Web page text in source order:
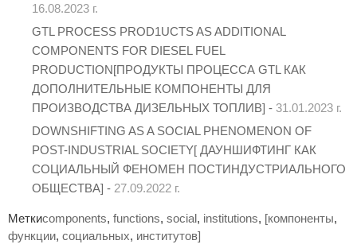
16.08.2023 г.
GTL PROCESS PROD1UCTS AS ADDITIONAL
COMPONENTS FOR DIESEL FUEL
PRODUCTION[ПРОДУКТЫ ПРОЦЕССА GTL КАК
ДОПОЛНИТЕЛЬНЫЕ КОМПОНЕНТЫ ДЛЯ
ПРОИЗВОДСТВА ДИЗЕЛЬНЫХ ТОПЛИВ] - 31.01.2023 г.
DOWNSHIFTING AS A SOCIAL PHENOMENON OF
POST-INDUSTRIAL SOCIETY[ ДАУНШИФТИНГ КАК
СОЦИАЛЬНЫЙ ФЕНОМЕН ПОСТИНДУСТРИАЛЬНОГО
ОБЩЕСТВА] - 27.09.2022 г.
Меткиcomponents, functions, social, institutions, [компоненты,
функции, социальных, институтов]